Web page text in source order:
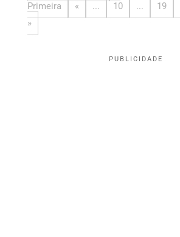
Primeira
« ... 10 ... 19
»
PUBLICIDADE